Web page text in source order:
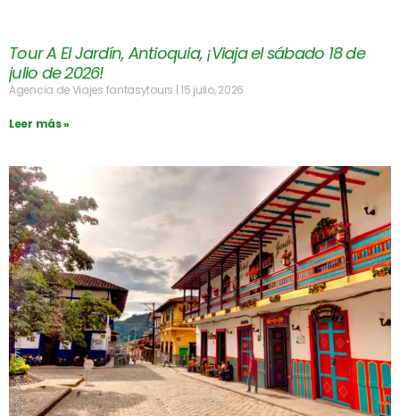
Tour A El Jardín, Antioquia, ¡Viaja el sábado 18 de
julio de 2026!
Agencia de Viajes fantasytours 15 julio, 2026
Leer más »